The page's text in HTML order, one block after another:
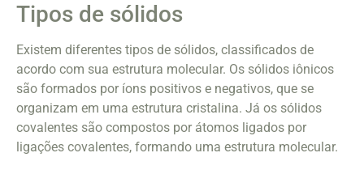
Tipos de sólidos
Existem diferentes tipos de sólidos, classificados de
acordo com sua estrutura molecular. Os sólidos iônicos
são formados por íons positivos e negativos, que se
organizam em uma estrutura cristalina. Já os sólidos
covalentes são compostos por átomos ligados por
ligações covalentes, formando uma estrutura molecular.